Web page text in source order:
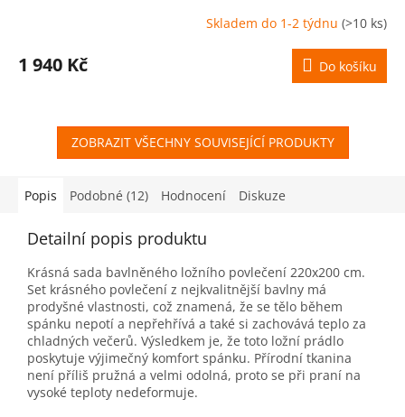
Skladem do 1-2 týdnu (>10 ks)
1 940 Kč Do košíku
ZOBRAZIT VŠECHNY SOUVISEJÍCÍ PRODUKTY
Popis Podobné (12) Hodnocení Diskuze
Detailní popis produktu
Krásná sada bavlněného ložního povlečení 220x200 cm.
Set krásného povlečení z nejkvalitnější bavlny má
prodyšné vlastnosti, což znamená, že se tělo během
spánku nepotí a nepřehřívá a také si zachovává teplo za
chladných večerů. Výsledkem je, že toto ložní prádlo
poskytuje výjimečný komfort spánku. Přírodní tkanina
není příliš pružná a velmi odolná, proto se při praní na
vysoké teploty nedeformuje.